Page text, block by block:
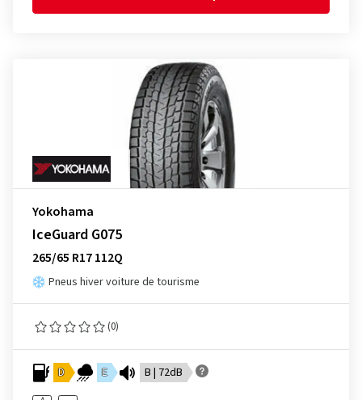
Yokohama
IceGuard G075
265/65 R17 112Q
Pneus hiver voiture de tourisme
(0)
D E B | 72dB